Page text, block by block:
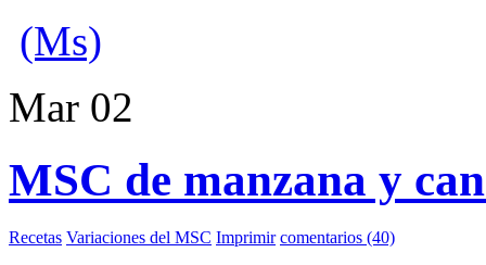
(Ms)
Mar 02
MSC de manzana y
Recetas Variaciones del MSC Imprimir comentarios (40)